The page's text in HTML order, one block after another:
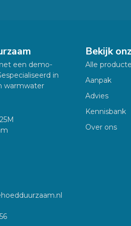
een demo-
in
warmwater
Bekijk
Alle
Aanpak
Advies
Kennisbank
Over ons